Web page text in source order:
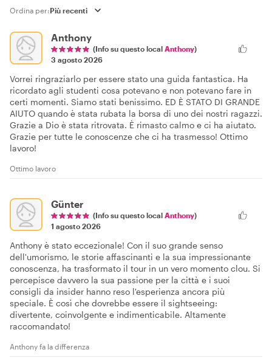
Ordina per:
Anthony
(Info su questo local Anthony)
3 agosto 2026
Vorrei ringraziarlo per essere stato una guida fantastica. Ha
ricordato agli studenti cosa potevano e non potevano fare in
certi momenti. Siamo stati benissimo. ED È STATO DI GRANDE
AIUTO quando è stata rubata la borsa di uno dei nostri ragazzi.
Grazie a Dio è stata ritrovata. È rimasto calmo e ci ha aiutato.
Grazie per tutte le conoscenze che ci ha trasmesso! Ottimo
lavoro!
Ottimo lavoro
Günter
(Info su questo local Anthony)
1 agosto 2026
Anthony è stato eccezionale! Con il suo grande senso
dell'umorismo, le storie affascinanti e la sua impressionante
conoscenza, ha trasformato il tour in un vero momento clou. Si
percepisce davvero la sua passione per la città e i suoi
consigli da insider hanno reso l'esperienza ancora più
speciale. È così che dovrebbe essere il sightseeing:
divertente, coinvolgente e indimenticabile. Altamente
raccomandato!
Anthony fa la differenza